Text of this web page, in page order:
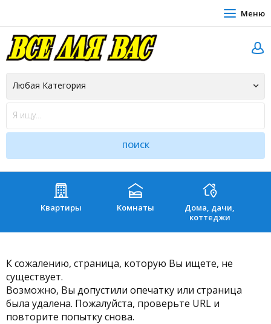
Меню
Квартиры Комнаты
Дома, дачи,
коттеджи
К сожалению, страница, которую Вы ищете, не
существует.
Возможно, Вы допустили опечатку или страница
была удалена. Пожалуйста, проверьте URL и
повторите попытку снова.